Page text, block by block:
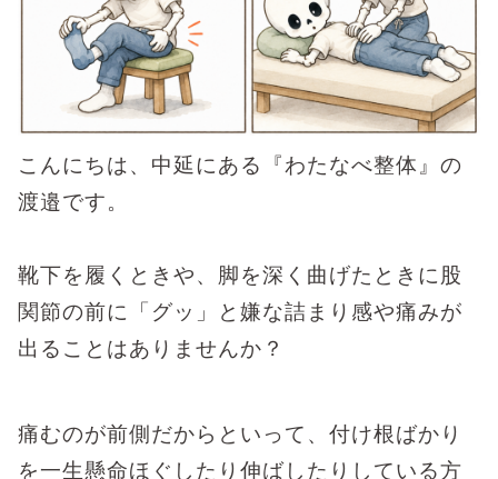
こんにちは、中延にある『わたなべ整体』の
渡邉です。
靴下を履くときや、脚を深く曲げたときに股
関節の前に「グッ」と嫌な詰まり感や痛みが
出ることはありませんか？
痛むのが前側だからといって、付け根ばかり
を一生懸命ほぐしたり伸ばしたりしている方